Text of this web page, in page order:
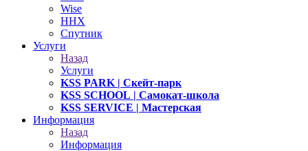
Wise
ННХ
Спутник
Услуги
Назад
Услуги
KSS PARK | Скейт-парк
KSS SCHOOL | Самокат-школа
KSS SERVICE | Мастерская
Информация
Назад
Информация